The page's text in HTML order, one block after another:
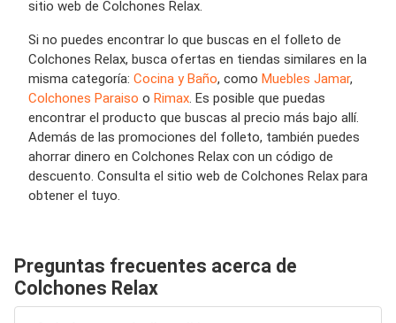
sitio web de Colchones Relax.
Si no puedes encontrar lo que buscas en el folleto de
Colchones Relax, busca ofertas en tiendas similares en la
misma categoría: Cocina y Baño, como Muebles Jamar,
Colchones Paraiso o Rimax. Es posible que puedas
encontrar el producto que buscas al precio más bajo allí.
Además de las promociones del folleto, también puedes
ahorrar dinero en Colchones Relax con un código de
descuento. Consulta el sitio web de Colchones Relax para
obtener el tuyo.
Preguntas frecuentes acerca de
Colchones Relax